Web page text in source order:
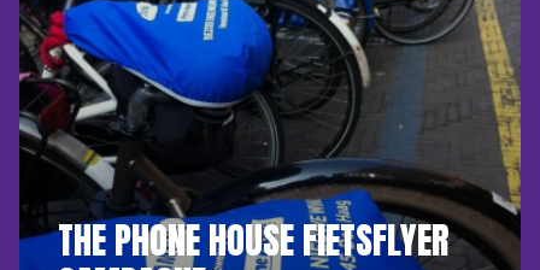
THE PHONE HOUSE FIETSFLYER